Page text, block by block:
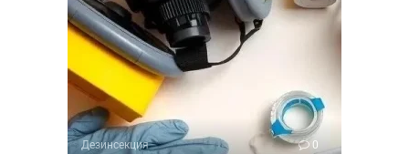
Дезинсекция 0